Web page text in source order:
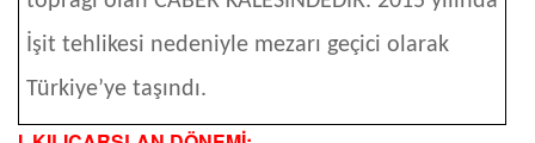
İşit tehlikesi nedeniyle mezarı geçici olarak
Türkiye’ye taşındı.